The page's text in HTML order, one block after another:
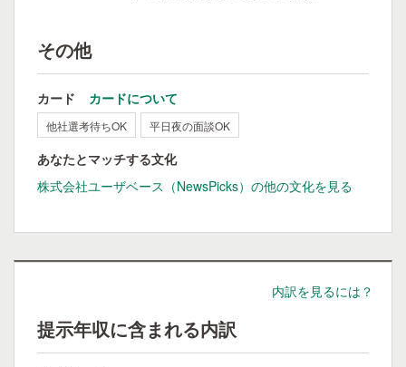
その他
カード カードについて
他社選考待ちOK 平日夜の面談OK
あなたとマッチする文化
株式会社ユーザベース（NewsPicks）の他の文化を見る
内訳を見るには？
提示年収に含まれる内訳